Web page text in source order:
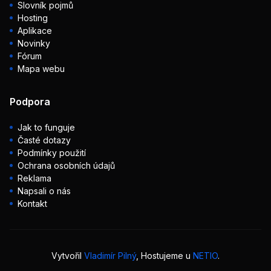
Slovník pojmů
Hosting
Aplikace
Novinky
Fórum
Mapa webu
Podpora
Jak to funguje
Časté dotazy
Podmínky použití
Ochrana osobních údajů
Reklama
Napsali o nás
Kontakt
Vytvořil Vladimír Pilný, Hostujeme u NETIO.